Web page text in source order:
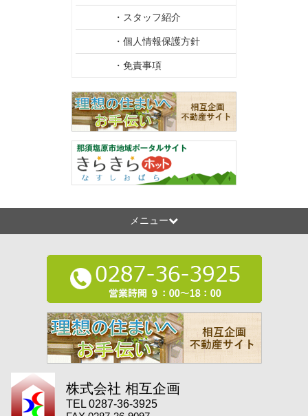
・スタッフ紹介
・個人情報保護方針
・免責事項
メニュー
株式会社 相互企画
TEL 0287-36-3925